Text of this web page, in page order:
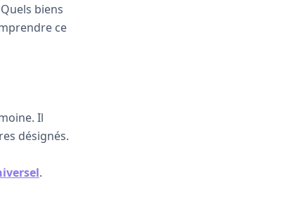
biens
ce
Il
désignés.
.